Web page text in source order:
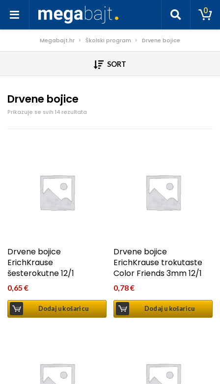
0
Megabajt.hr Školski program Drvene bojice
SORT
Drvene bojice
Prikazuje se svih 14 rezultata
Drvene bojice
ErichKrause
šesterokutne 12/1
0,65 €
Dodaj u košaricu
Drvene bojice
ErichKrause trokutaste
Color Friends 3mm 12/1
0,78€
Dodaj u košaricu